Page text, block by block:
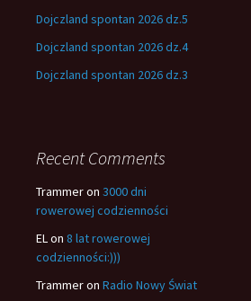
Dojczland spontan 2026 dz.5
Dojczland spontan 2026 dz.4
Dojczland spontan 2026 dz.3
Recent Comments
Trammeron 3000 dni
rowerowej codzienności
ELon 8 lat rowerowej
codzienności:)))
Trammeron Radio Nowy Świat